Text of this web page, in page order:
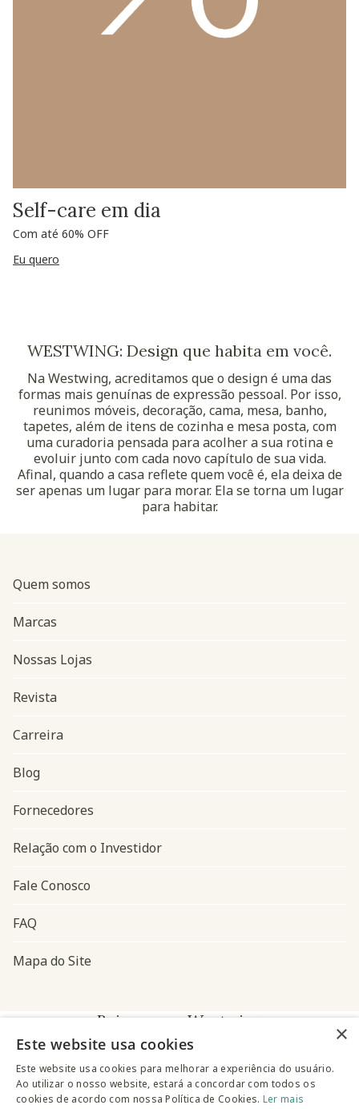
Self-care em dia
Com até 60% OFF
Eu quero
WESTWING: Design que habita em você.
Na Westwing, acreditamos que o design é uma das
formas mais genuínas de expressão pessoal. Por isso,
reunimos móveis, decoração, cama, mesa, banho,
tapetes, além de itens de cozinha e mesa posta, com
uma curadoria pensada para acolher a sua rotina e
evoluir junto com cada novo capítulo de sua vida.
Afinal, quando a casa reflete quem você é, ela deixa de
ser apenas um lugar para morar. Ela se torna um lugar
para habitar.
Navegação do rodapé
Quem somos
Marcas
Nossas Lojas
Revista
Carreira
Blog
Fornecedores
Relação com o Investidor
Fale Conosco
FAQ
Mapa do Site
Baixe o app Westwing
×
Este website usa cookies
Este website usa cookies para melhorar a experiência do usuário.
Ao utilizar o nosso website, estará a concordar com todos os
cookies de acordo com nossa Política de Cookies. Ler mais